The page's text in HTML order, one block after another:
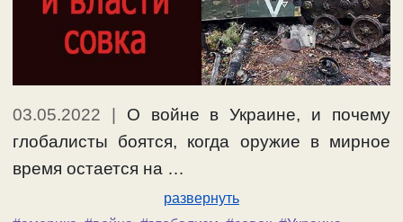
03.05.2022
О войне в Украине, и почему
глобалисты боятся, когда оружие в мирное
время остается на …
развернуть